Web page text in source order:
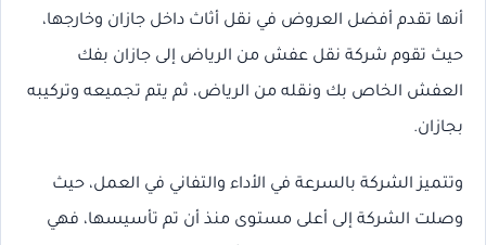
أنها تقدم أفضل العروض في نقل أثاث داخل جازان وخارجها،
حيث تقوم شركة نقل عفش من الرياض إلى جازان بفك
العفش الخاص بك ونقله من الرياض، ثم يتم تجميعه وتركيبه
بجازان.
وتتميز الشركة بالسرعة في الأداء والتفاني في العمل، حيث
وصلت الشركة إلى أعلى مستوى منذ أن تم تأسيسها، فهي